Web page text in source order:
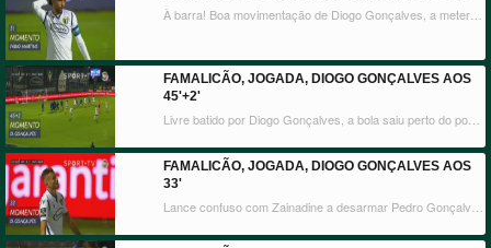
FAMALICÃO, JOGADA, DIOGO GONÇALVES AOS
45'+2'
FAMALICÃO, JOGADA, DIOGO GONÇALVES AOS
33'